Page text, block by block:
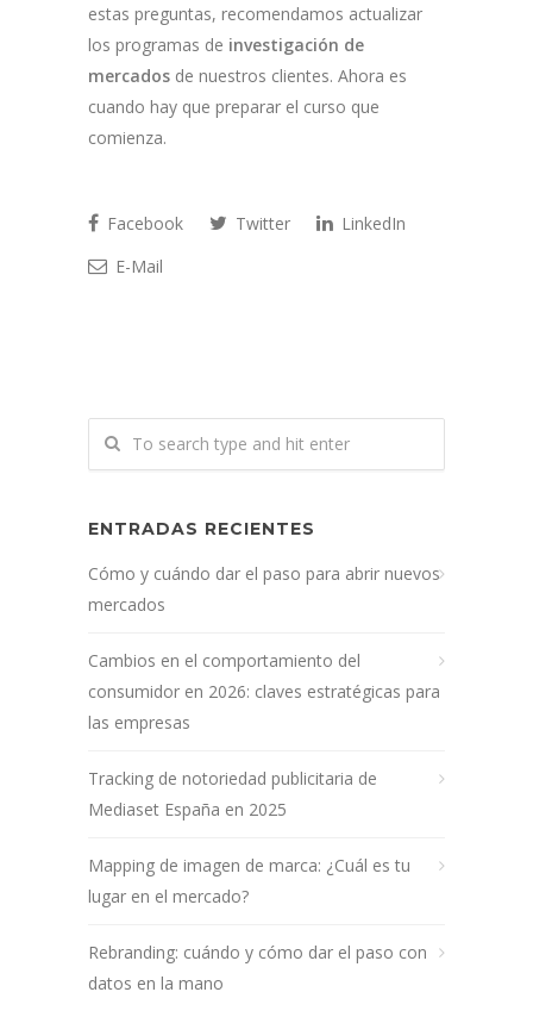
estas preguntas, recomendamos actualizar
los programas de investigación de
mercados de nuestros clientes. Ahora es
cuando hay que preparar el curso que
comienza.
Facebook Twitter
LinkedIn
E-Mail
ENTRADAS RECIENTES
Cómo y cuándo dar el paso para abrir nuevos
mercados
Cambios en el comportamiento del
consumidor en 2026: claves estratégicas para
las empresas
Tracking de notoriedad publicitaria de
Mediaset España en 2025
Mapping de imagen de marca: ¿Cuál es tu
lugar en el mercado?
Rebranding: cuándo y cómo dar el paso con
datos en la mano